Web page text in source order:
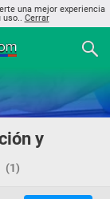
una mejor experiencia
uso.. Cerrar
y
(1)